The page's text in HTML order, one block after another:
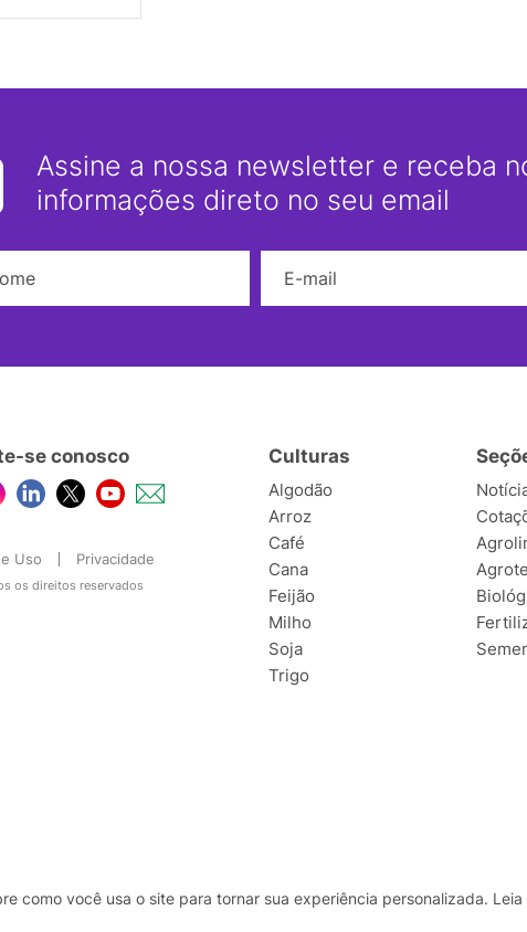
Assine a nossa newsletter e receba
informações direto no seu email
se conosco
Uso Privacidade
os direitos reservados
Culturas
Algodão
Arroz
Café
Cana
Feijão
Milho
Soja
Trigo
como você usa o site para tornar sua experiência personalizada. Leia